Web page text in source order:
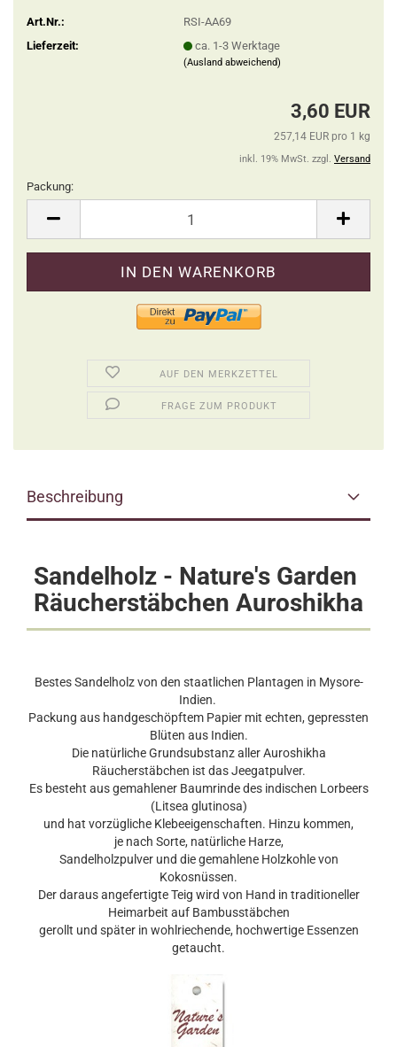
Art.Nr.:
RSI-AA69
Lieferzeit:
ca. 1-3 Werktage
(Ausland abweichend)
3,60 EUR
257,14 EUR pro 1 kg
inkl. 19% MwSt. zzgl. Versand
Packung:
AUF DEN MERKZETTEL
FRAGE ZUM PRODUKT
Beschreibung
Sandelholz - Nature's Garden
Räucherstäbchen Auroshikha
Bestes Sandelholz von den staatlichen Plantagen in Mysore-
Indien.
Packung aus handgeschöpftem Papier mit echten, gepressten
Blüten aus Indien.
Die natürliche Grundsubstanz aller Auroshikha
Räucherstäbchen ist das Jeegatpulver.
Es besteht aus gemahlener Baumrinde des indischen Lorbeers
(Litsea glutinosa)
und hat vorzügliche Klebeeigenschaften. Hinzu kommen,
je nach Sorte, natürliche Harze,
Sandelholzpulver und die gemahlene Holzkohle von
Kokosnüssen.
Der daraus angefertigte Teig wird von Hand in traditioneller
Heimarbeit auf Bambusstäbchen
gerollt und später in wohlriechende, hochwertige Essenzen
getaucht.